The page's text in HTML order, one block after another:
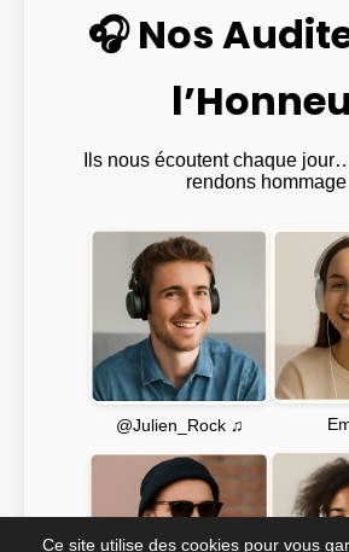
🎧 Nos
Ils nous écoutent chaque
rendons hommage
@Julien_Rock ♫
Ce site utilise des cookies pour vous